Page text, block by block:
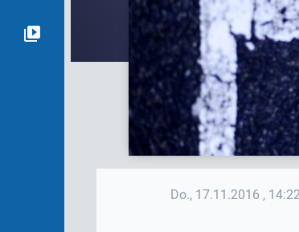
Do., 17.11.2016 ,